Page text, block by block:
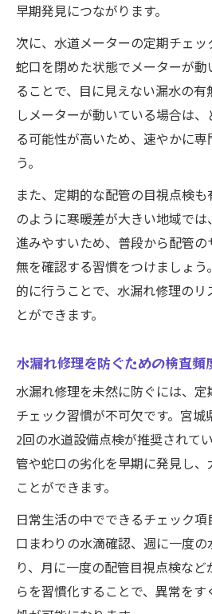
早期発見につながります。
次に、水道メーターの定期チェ
蛇口を閉めた状態でメーターが
ることで、目に見えない漏水の
しメーターが動いている場合は
る可能性が高いため、速やかに
う。
また、定期的な配管の目視点検
のように寒暖差が大きい地域で
進みやすいため、普段から配管
無を確認する習慣をつけましょ
的に行うことで、水漏れ修理の
とができます。
水漏れ修理を防ぐための検査頻
水漏れ修理を未然に防ぐには、
チェック習慣が不可欠です。宮城
2回の水道設備点検が推奨されて
管や蛇口の劣化を早期に発見し
ことができます。
日常生活の中でできるチェック
口まわりの水滴確認、週に一度
り、月に一度の配管目視点検な
らを習慣化することで、異常を